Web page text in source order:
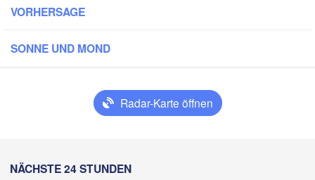
VORHERSAGE
SONNE UND MOND
Radar-Karte öffnen
NÄCHSTE 24 STUNDEN
Durango
Los Mochis
El Bálsamo